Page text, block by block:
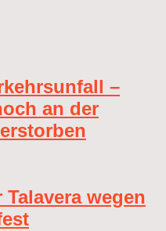
–
an der
wegen